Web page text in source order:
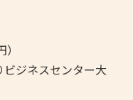
ビジネスセンター大